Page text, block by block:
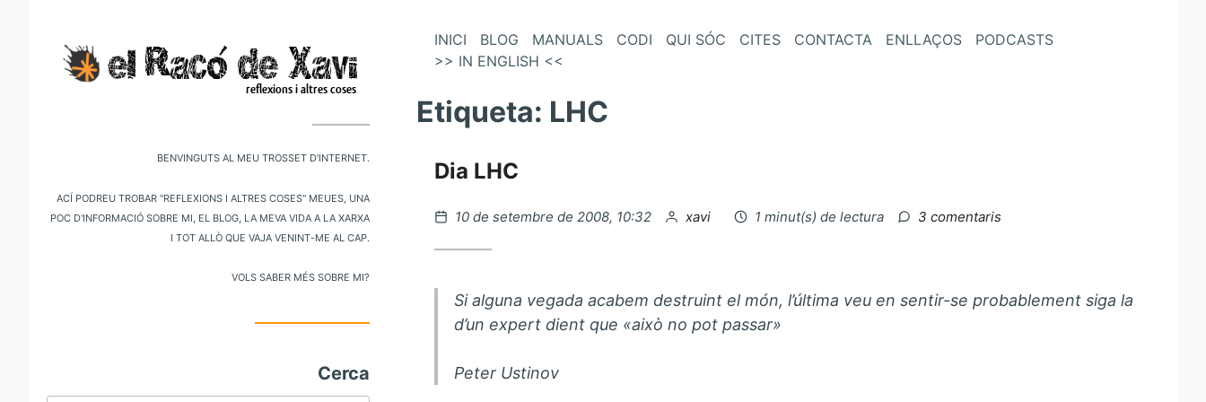
principal
Benvinguts al meu trosset d'internet.
Ací podreu trobar "reflexions i altres coses" meues, una
poc d'informació sobre mi, el blog, la meva vida a la xarxa
i tot allò que vaja venint-me al cap.
Vols saber més sobre mi?
Cerca
VésINICI BLOG MANUALS CODI QUI SÓC CITES CONTACTA ENLLAÇOS
PODCASTS
>> IN ENGLISH <<
Etiqueta: LHC
Dia LHC
Publicat
10 de setembre de 2008, 10:32 per
xavi 1 minut(s) de lectura 3 comentaris
Si alguna vegada acabem destruint el món, l’última veu en sentir-se probablement siga la
d’un expert dient que «això no pot passar»
Peter Ustinov